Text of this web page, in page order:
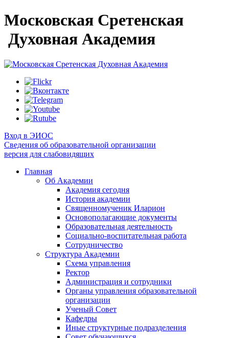
Московская Сретенская
Духовная Академия
Вход в ЭИОС
Сведения об образовательной организации
версия для слабовидящих
Главная
Об Академии
Академия сегодня
История академии
Священномученик Иларион
Основополагающие документы
Образовательная деятельность
Социально-воспитательная работа
Сотрудничество
Структура Академии
Схема управления
Ректор
Администрация и сотрудники
Органы управления образовательной
организации
Ученый Совет
Кафедры
Иные структурные подразделения